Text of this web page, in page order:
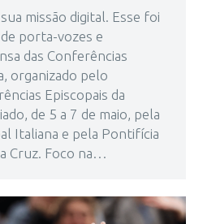
missão digital. Esse foi
porta-vozes e
das Conferências
organizado pelo
Episcopais da
de 5 a 7 de maio, pela
Italiana e pela Pontifícia
Cruz. Foco na…